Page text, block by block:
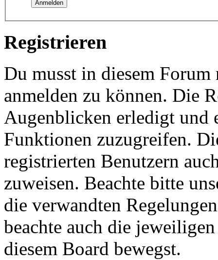
Registrieren
Du musst in diesem
anmelden zu können. Die
Augenblicken erledigt und
Funktionen zuzugreifen.
registrierten Benutzern
zuweisen. Beachte bitte
die verwandten
beachte auch die
diesem Board bewegst.